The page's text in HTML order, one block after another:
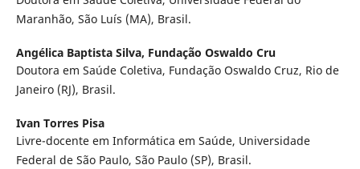
Maranhão, São Luís (MA), Brasil.
Angélica Baptista Silva, Fundação Oswaldo Cru
Doutora em Saúde Coletiva, Fundação Oswaldo Cruz, Rio de
Janeiro (RJ), Brasil.
Ivan Torres Pisa
Livre-docente em Informática em Saúde, Universidade
Federal de São Paulo, São Paulo (SP), Brasil.